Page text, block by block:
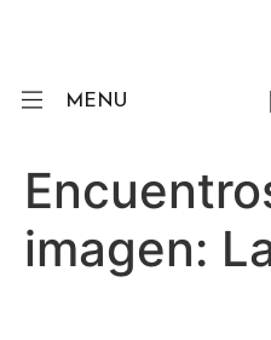
MENU
imagen: